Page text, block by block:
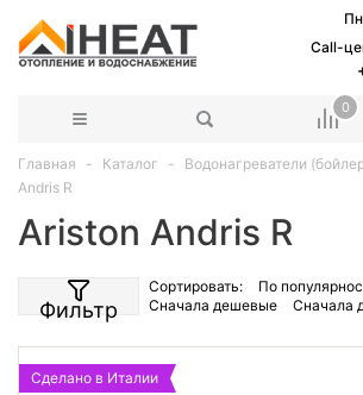
Сall-
0
Главная Каталог Водонагреватели
Andris R
Ariston Andris R
Фильтр
Сортировать:
По
Сначала дешевые
Сначала
Сделано в Италии